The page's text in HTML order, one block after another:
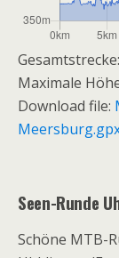
Gesamtstrecke:
Maximale
Download file:
Seen-Runde
Schöne MTB-